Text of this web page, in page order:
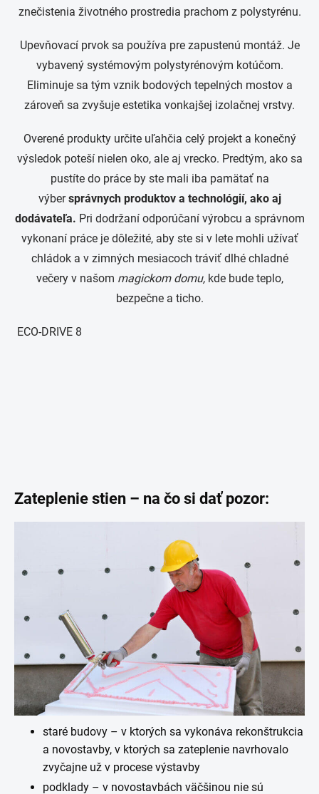
znečistenia životného prostredia prachom z polystyrénu.
Upevňovací prvok sa používa pre zapustenú montáž. Je
vybavený systémovým polystyrénovým kotúčom.
Eliminuje sa tým vznik bodových tepelných mostov a
zároveň sa zvyšuje estetika vonkajšej izolačnej vrstvy.
Overené produkty určite uľahčia celý projekt a konečný
výsledok poteší nielen oko, ale aj vrecko. Predtým, ako sa
pustíte do práce by ste mali iba pamätať na
výber správnych produktov a technológií, ako aj
dodávateľa. Pri dodržaní odporúčaní výrobcu a správnom
vykonaní práce je dôležité, aby ste si v lete mohli užívať
chládok a v zimných mesiacoch tráviť dlhé chladné
večery v našom magickom domu, kde bude teplo,
bezpečne a ticho.
ECO-DRIVE 8
Zateplenie stien – na čo si dať pozor:
staré budovy – v ktorých sa vykonáva rekonštrukcia
a novostavby, v ktorých sa zateplenie navrhovalo
zvyčajne už v procese výstavby
podklady – v novostavbách väčšinou nie sú